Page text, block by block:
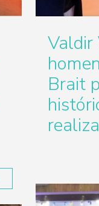
Valdir
Brait